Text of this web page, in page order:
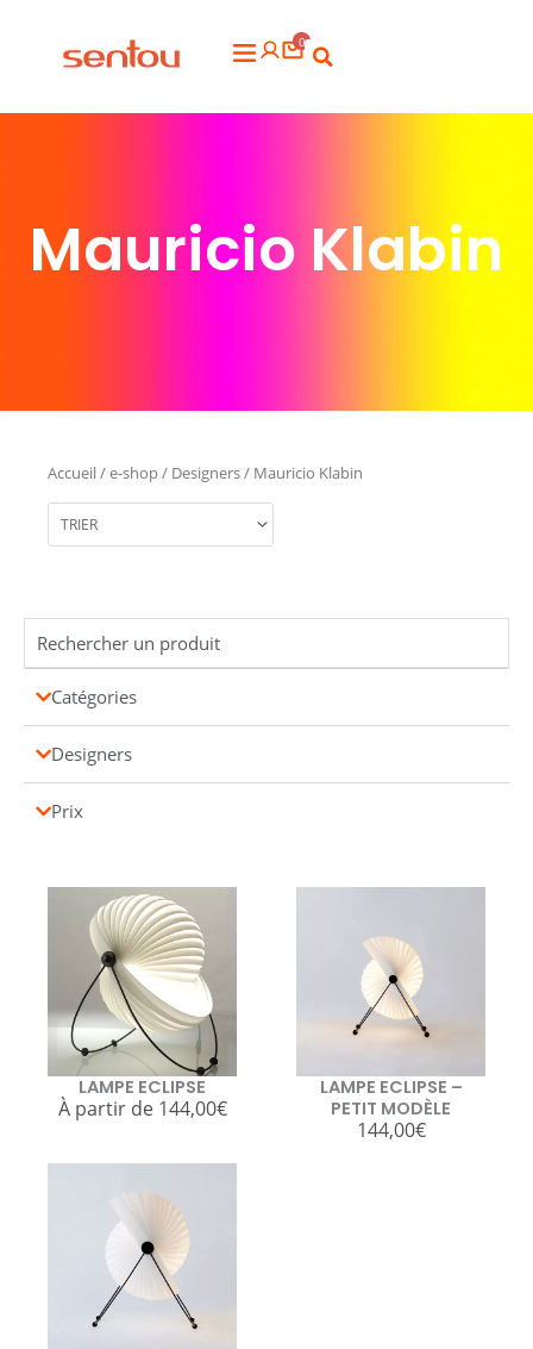
Flyout
Menu
0
Mauricio Klabin
Accueil/e-shop/ Designers/ Mauricio Klabin
Catégories
Designers
Prix
LAMPE ECLIPSE
À partir de 144,00€
LAMPE ECLIPSE –
PETIT MODÈLE
144,00€